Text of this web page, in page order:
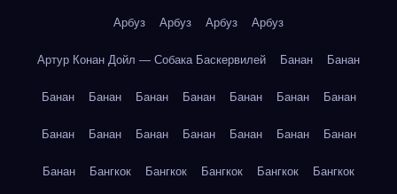
Арбуз Арбуз Арбуз Арбуз
Артур Конан Дойл — Собака Баскервилей Банан Банан
Банан Банан Банан Банан Банан Банан Банан
Банан Банан Банан Банан Банан Банан Банан
Банан Бангкок Бангкок Бангкок Бангкок Бангкок